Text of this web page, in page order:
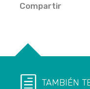
Compartir
TAMBIÉN